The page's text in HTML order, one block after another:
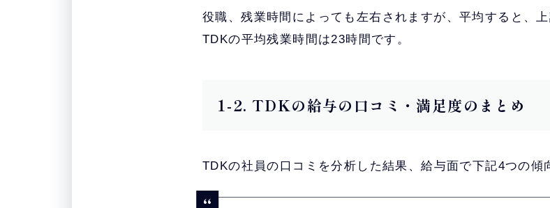
役職、残業時間によっても左右されますが、平均すると、
TDKの平均残業時間は23時間です。
1-2. TDKの給与の口コミ・満足度のまとめ
TDKの社員の口コミを分析した結果、給与面で下記4つの傾